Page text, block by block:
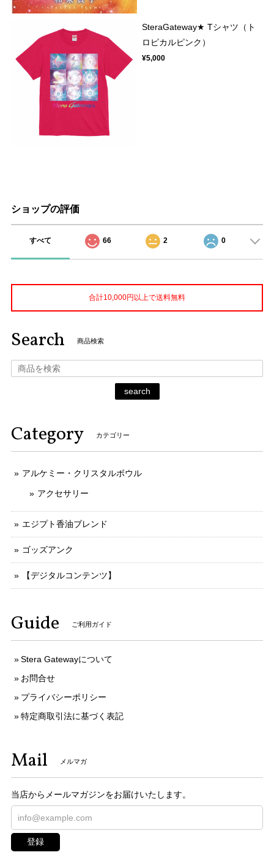
SteraGateway★ Tシャツ（ト
ロピカルピンク）
¥5,000
ショップの評価
すべて 66 2 0
合計10,000円以上で送料無料
Search 商品検索
search
Category カテゴリー
アルケミー・クリスタルボウル
アクセサリー
エジプト香油ブレンド
ゴッズアンク
【デジタルコンテンツ】
Guide ご利用ガイド
Stera Gatewayについて
お問合せ
プライバシーポリシー
特定商取引法に基づく表記
Mail メルマガ
当店からメールマガジンをお届けいたします。
登録